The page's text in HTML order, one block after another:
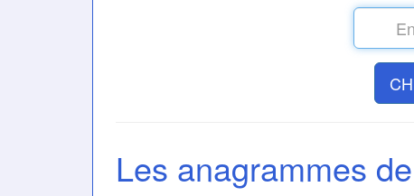
Les anagrammes